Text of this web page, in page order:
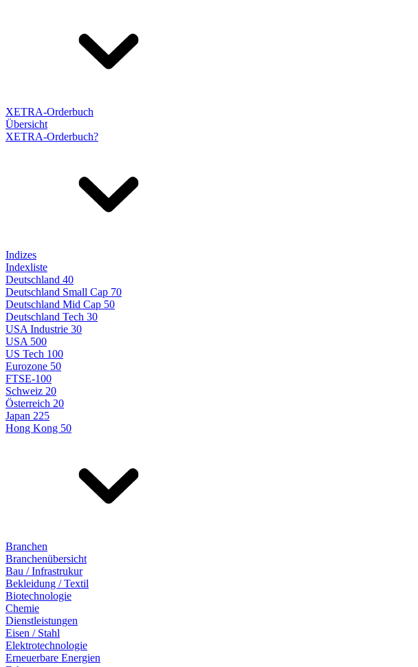
XETRA-Orderbuch
Übersicht
XETRA-Orderbuch?
Indizes
Indexliste
Deutschland 40
Deutschland Small Cap 70
Deutschland Mid Cap 50
Deutschland Tech 30
USA Industrie 30
USA 500
US Tech 100
Eurozone 50
FTSE-100
Schweiz 20
Österreich 20
Japan 225
Hong Kong 50
Branchen
Branchenübersicht
Bau / Infrastrukur
Bekleidung / Textil
Biotechnologie
Chemie
Dienstleistungen
Eisen / Stahl
Elektrotechnologie
Erneuerbare Energien